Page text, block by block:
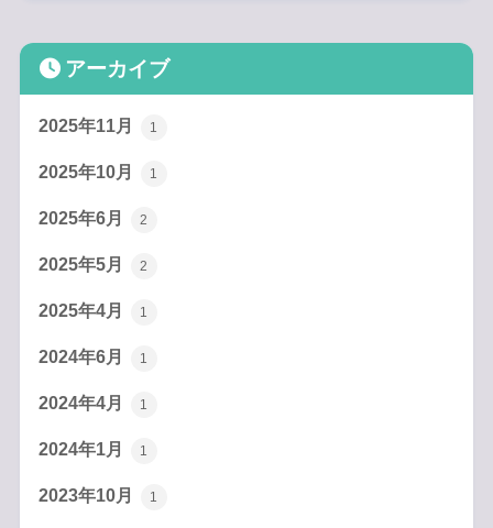
アーカイブ
2025年11月 1
2025年10月 1
2025年6月 2
2025年5月 2
2025年4月 1
2024年6月 1
2024年4月 1
2024年1月 1
2023年10月 1